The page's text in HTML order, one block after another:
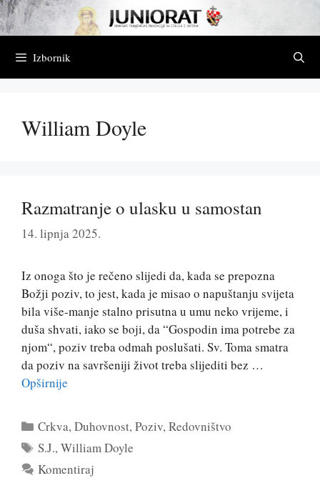
Preskoči
na
Izbornik
William Doyle
Razmatranje o ulasku u samostan
14. lipnja 2025.
Iz onoga što je rečeno slijedi da, kada se prepozna
Božji poziv, to jest, kada je misao o napuštanju svijeta
bila više-manje stalno prisutna u umu neko vrijeme, i
duša shvati, iako se boji, da “Gospodin ima potrebe za
njom“, poziv treba odmah poslušati. Sv. Toma smatra
da poziv na savršeniji život treba slijediti bez …
Opširnije
Kategorije
Crkva,Duhovnost,Poziv,Redovništvo
Oznake
S.J.,William Doyle
Komentiraj